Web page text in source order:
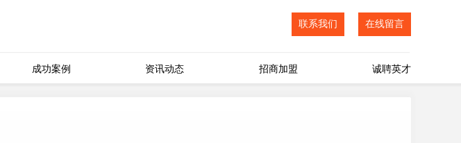
联系我们 在线留言
成功案例 资讯动态 招商加盟 诚聘英才